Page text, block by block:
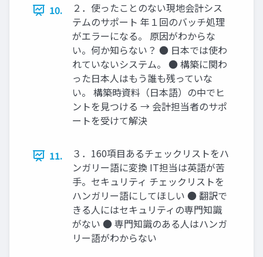
10.
２．使ったことのない現地会計シス
テムのサポート 年１回のバッチ処理
がエラーになる。 原因がわからな
い。何か知らない？ ● 日本では使わ
れていないシステム。 ● 構築に関わ
った日本人はもう誰も残っていな
い。 構築時資料（日本語）の中でヒ
ントを見つける → 会計担当者のサポ
ートを受けて解決
11.
３．160項目あるチェックリストをハ
ンガリー語に変換 IT担当は英語が苦
手。セキュリティ チェックリストを
ハンガリー語にしてほしい ● 翻訳で
きる人にはセキュリティの専門知識
がない ● 専門知識のある人はハンガ
リー語がわからない